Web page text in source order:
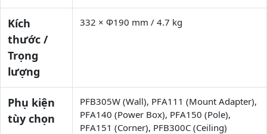
Kích
thước /
Trọng
lượng
332 × Φ190 mm / 4.7 kg
Phụ kiện
tùy chọn
PFB305W (Wall), PFA111 (Mount Adapter),
PFA140 (Power Box), PFA150 (Pole),
PFA151 (Corner), PFB300C (Ceiling)